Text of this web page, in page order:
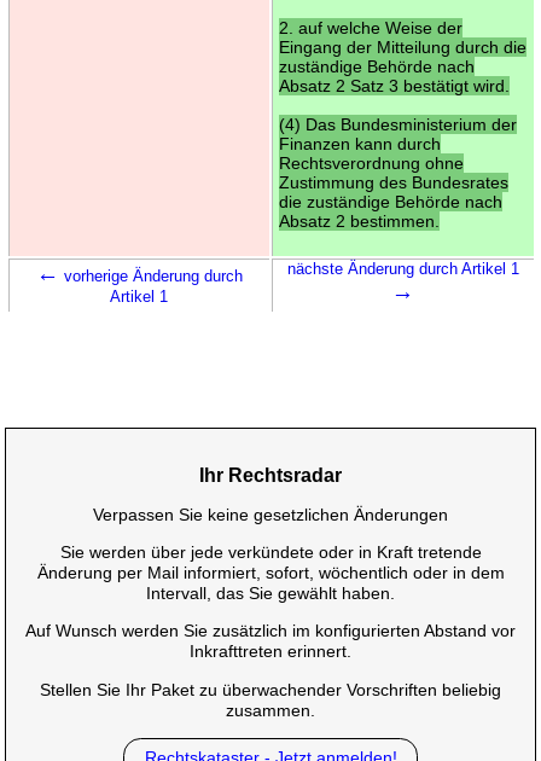
2. auf welche Weise der
Eingang der Mitteilung durch die
zuständige Behörde nach
Absatz 2 Satz 3 bestätigt wird.
(4) Das Bundesministerium der
Finanzen kann durch
Rechtsverordnung ohne
Zustimmung des Bundesrates
die zuständige Behörde nach
Absatz 2 bestimmen.
← vorherige Änderung durch
Artikel 1
nächste Änderung durch Artikel 1
→
Ihr Rechtsradar
Verpassen Sie keine gesetzlichen Änderungen
Sie werden über jede verkündete oder in Kraft tretende
Änderung per Mail informiert, sofort, wöchentlich oder in dem
Intervall, das Sie gewählt haben.
Auf Wunsch werden Sie zusätzlich im konfigurierten Abstand vor
Inkrafttreten erinnert.
Stellen Sie Ihr Paket zu überwachender Vorschriften beliebig
zusammen.